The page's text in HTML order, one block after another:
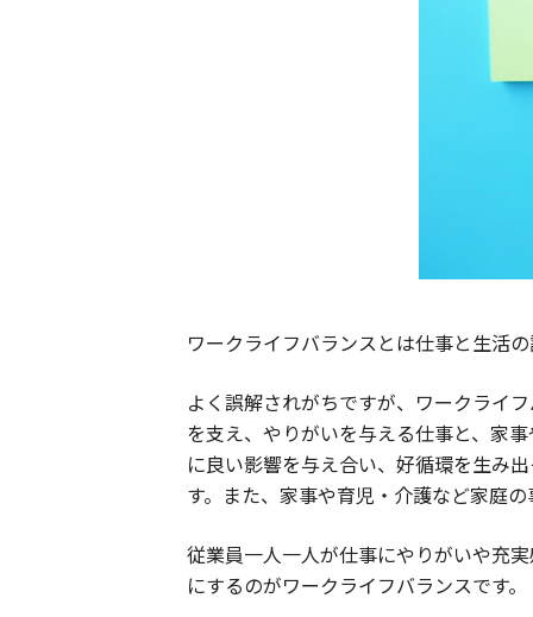
ワークライフバランスとは仕事と生活
よく誤解されがちですが、ワークライ
を支え、やりがいを与える仕事と、家
に良い影響を与え合い、好循環を生み
す。また、家事や育児・介護など家庭
従業員一人一人が仕事にやりがいや充
にするのがワークライフバランスです。